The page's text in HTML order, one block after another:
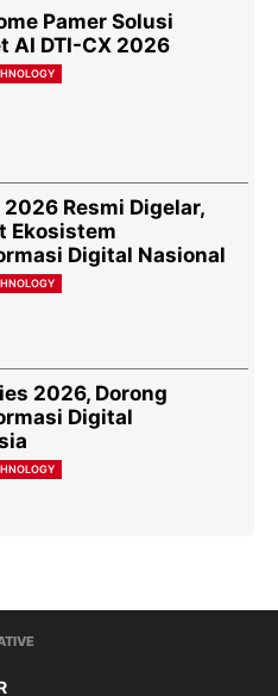
Pamer Solusi
AI DTI-CX 2026
2026 Resmi Digelar,
Ekosistem
Digital Nasional
2026, Dorong
Digital